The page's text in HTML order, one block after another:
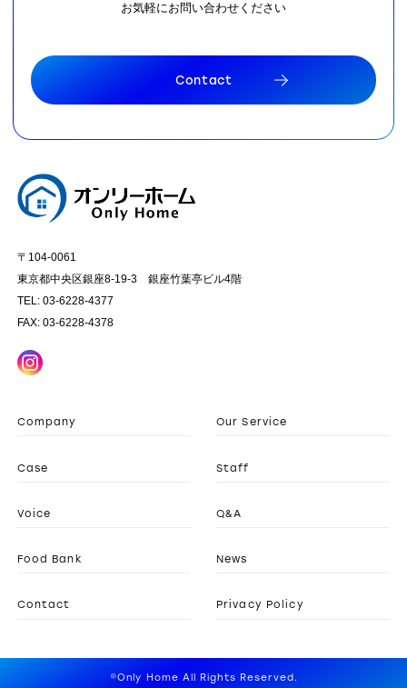
お気軽にお問い合わせください
Contact
〒104-0061
東京都中央区銀座8-19-3 銀座竹葉亭ビル4階
TEL: 03-6228-4377
FAX: 03-6228-4378
Company Our Service
Case Staff
Voice Q&A
Food Bank News
Contact Privacy Policy
©Only Home All Rights Reserved.